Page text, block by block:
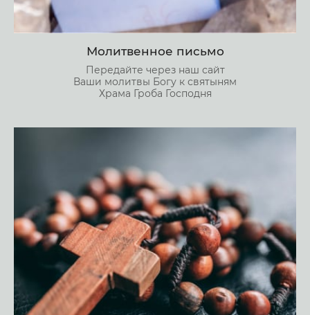
Молитвенное письмо
Передайте через наш сайт
Ваши молитвы Богу к святыням
Храма Гроба Господня